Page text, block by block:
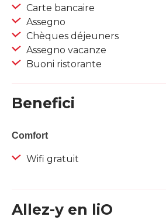
Carte bancaire
Assegno
Chèques déjeuners
Assegno vacanze
Buoni ristorante
Benefici
Comfort
Wifi gratuit
Allez-y en liO